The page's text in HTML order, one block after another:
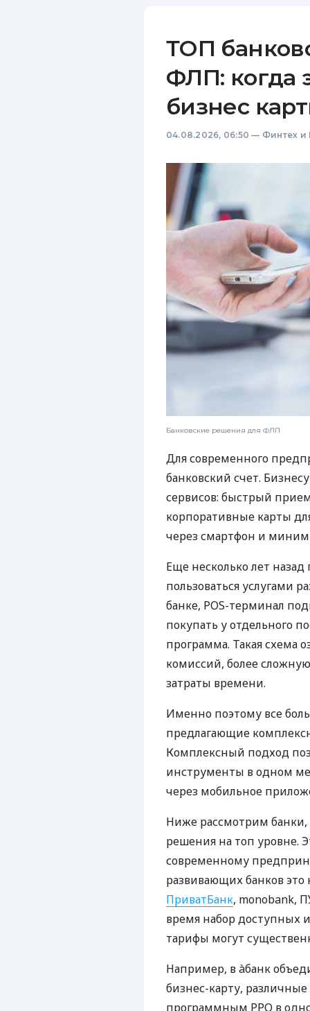
ТОП
ФЛП: когда
бизнес
04.08.2026, 06:50 — Финтех и
Банковские решения для ФЛП
Для современного
банковский счет.
сервисов: быстрый
корпоративные карты
через смартфон и
Еще несколько лет
пользоваться услугами
банке, POS-терминал
покупать у отдельного
программа. Такая схема
комиссий, более
затраты времени.
Именно поэтому все
предлагающие
Комплексный подход
инструменты в одном
через мобильное
Ниже рассмотрим
решения на топ уровне.
современному
развивающих банков это
ПриватБанк, monobank,
время набор доступных
тарифы могут
Например, в àбанк
бизнес-карту,
программным РРО в